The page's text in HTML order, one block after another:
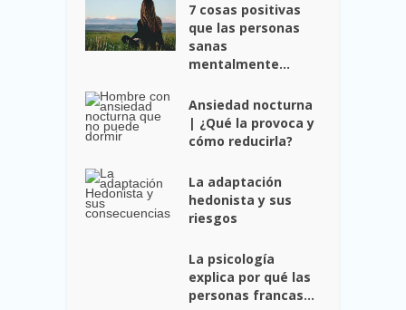
7 cosas positivas
que las personas
sanas
mentalmente...
Ansiedad nocturna
| ¿Qué la provoca y
cómo reducirla?
La adaptación
hedonista y sus
riesgos
La psicología
explica por qué las
personas francas...